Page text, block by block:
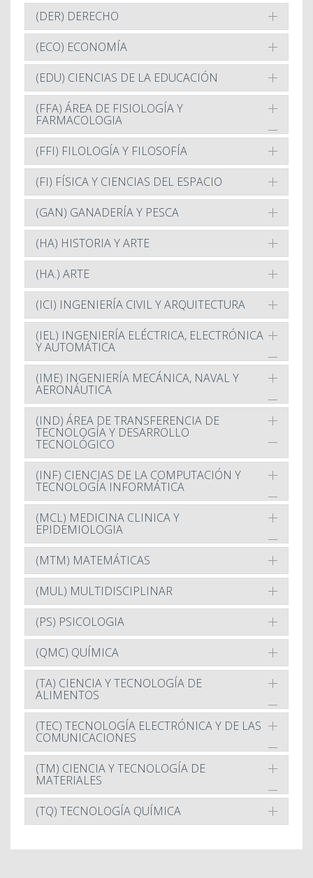
(DER) DERECHO
(ECO) ECONOMÍA
(EDU) CIENCIAS DE LA EDUCACIÓN
(FFA) ÁREA DE FISIOLOGÍA Y
FARMACOLOGIA
(FFI) FILOLOGÍA Y FILOSOFÍA
(FI) FÍSICA Y CIENCIAS DEL ESPACIO
(GAN) GANADERÍA Y PESCA
(HA) HISTORIA Y ARTE
(HA.) ARTE
(ICI) INGENIERÍA CIVIL Y ARQUITECTURA
(IEL) INGENIERÍA ELÉCTRICA, ELECTRÓNICA
Y AUTOMÁTICA
(IME) INGENIERÍA MECÁNICA, NAVAL Y
AERONÁUTICA
(IND) ÁREA DE TRANSFERENCIA DE
TECNOLOGÍA Y DESARROLLO
TECNOLÓGICO
(INF) CIENCIAS DE LA COMPUTACIÓN Y
TECNOLOGÍA INFORMÁTICA
(MCL) MEDICINA CLINICA Y
EPIDEMIOLOGIA
(MTM) MATEMÁTICAS
(MUL) MULTIDISCIPLINAR
(PS) PSICOLOGIA
(QMC) QUÍMICA
(TA) CIENCIA Y TECNOLOGÍA DE
ALIMENTOS
(TEC) TECNOLOGÍA ELECTRÓNICA Y DE LAS
COMUNICACIONES
(TM) CIENCIA Y TECNOLOGÍA DE
MATERIALES
(TQ) TECNOLOGÍA QUÍMICA